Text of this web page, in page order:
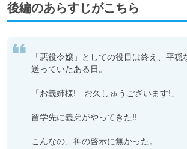
後編のあらすじがこちら
「悪役令嬢」としての役目は終え、平穏
送っていたある日。
「お義姉様!　お久しゅうございます!」
留学先に義弟がやってきた!!
こんなの、神の啓示に無かった。